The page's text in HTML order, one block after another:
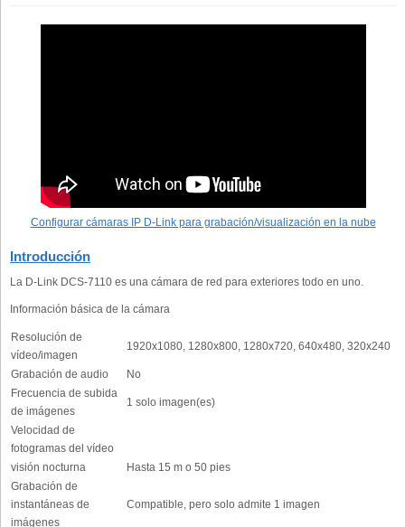
Configurar cámaras IP D-Link para grabación/visualización en la nube
Introducción
La D-Link DCS-7110 es una cámara de red para exteriores todo en uno.
Información básica de la cámara
Resolución de
vídeo/imagen
1920x1080, 1280x800, 1280x720, 640x480, 320x240
Grabación de audio
No
Frecuencia de subida
de imágenes
1 solo imagen(es)
Velocidad de
fotogramas del vídeo
visión nocturna
Hasta 15 m o 50 pies
Grabación de
instantáneas de
imágenes
Compatible, pero solo admite 1 imagen